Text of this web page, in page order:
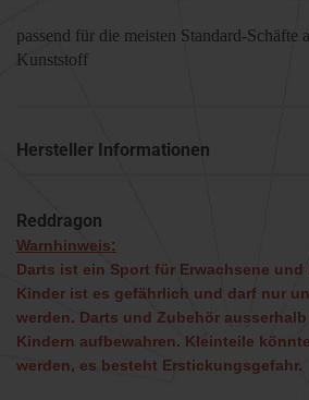
passend für die meisten Standard-Schäfte
Kunststoff
Hersteller Informationen
Reddragon
Warnhinweis:
Darts ist ein Sport für Erwachsene
Kinder ist es gefährlich und darf nur
werden. Darts und Zubehör
Kindern aufbewahren. Kleinteile
werden, es besteht Erstickungsgefahr.